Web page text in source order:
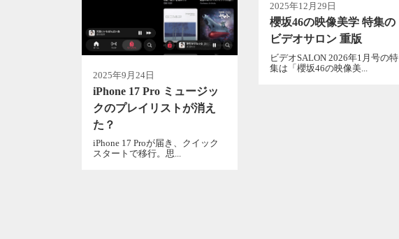
2025年12月29日
櫻坂46の映像美学 特集の
ビデオサロン 重版
ビデオSALON 2026年1月号の特
集は「櫻坂46の映像美...
2025年9月24日
iPhone 17 Pro ミュージッ
クのプレイリストが消え
た？
iPhone 17 Proが届き、クイック
スタートで移行。思...